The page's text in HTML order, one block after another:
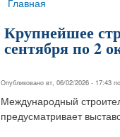
Вы здесь
Главная
Крупнейшее
сентября по 2
Опубликовано вт, 06/02/2026 - 17:43
Международный
предусматривает